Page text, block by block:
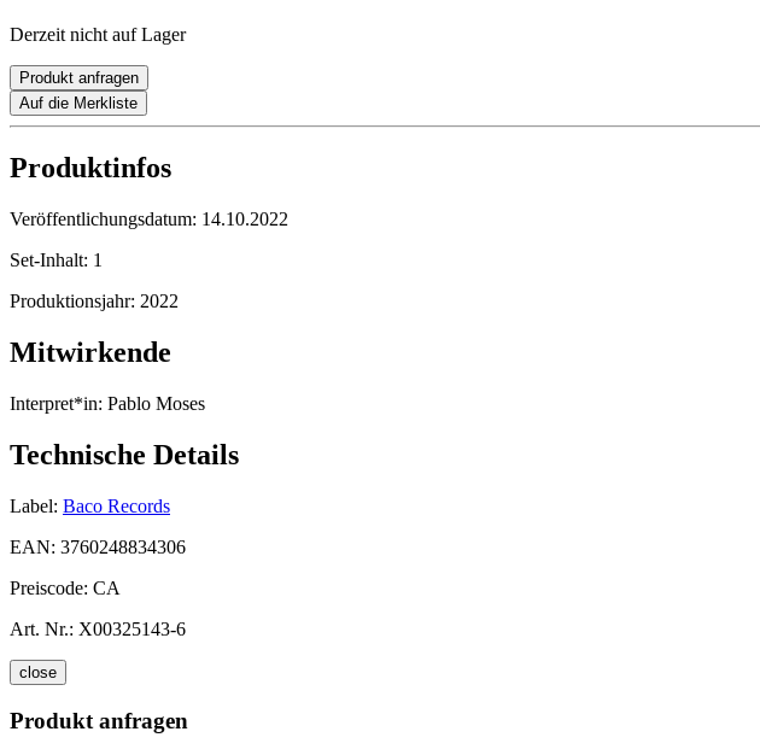
Derzeit nicht auf Lager
Produkt anfragen
Auf die Merkliste
Produktinfos
Veröffentlichungsdatum: 14.10.2022
Set-Inhalt: 1
Produktionsjahr: 2022
Mitwirkende
Interpret*in: Pablo Moses
Technische Details
Label: Baco Records
EAN: 3760248834306
Preiscode: CA
Art. Nr.: X00325143-6
close
Produkt anfragen